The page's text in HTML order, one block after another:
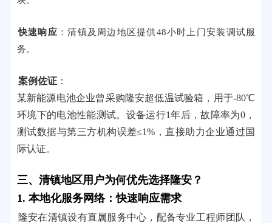
快速响应 ：清镇及周边地区提供48小时上门安装调试服
务。
案例佐证：
某新能源电池企业曾采购隆安超低温试验箱，用于-80℃
环境下的电池性能测试。设备运行1年后，故障率为0，
测试数据与第三方机构误差≤1%，直接助力企业通过国
际认证。
三、清镇地区用户为何优先选择隆安？
1. 本地化服务网络：快速响应需求
隆安在清镇设有直属服务中心，配备专业工程师团队，